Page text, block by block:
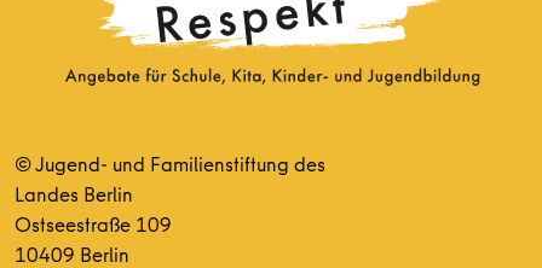
© Jugend- und Familienstiftung des
Landes Berlin
Ostseestraße 109
10409 Berlin